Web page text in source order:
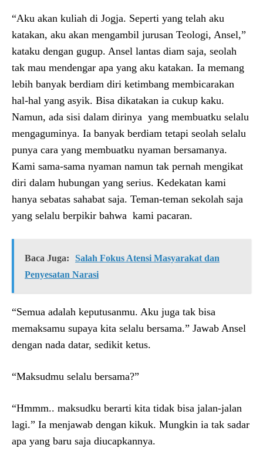
“Aku akan kuliah di Jogja. Seperti yang telah aku
katakan, aku akan mengambil jurusan Teologi, Ansel,”
kataku dengan gugup. Ansel lantas diam saja, seolah
tak mau mendengar apa yang aku katakan. Ia memang
lebih banyak berdiam diri ketimbang membicarakan
hal-hal yang asyik. Bisa dikatakan ia cukup kaku.
Namun, ada sisi dalam dirinya yang membuatku selalu
mengaguminya. Ia banyak berdiam tetapi seolah selalu
punya cara yang membuatku nyaman bersamanya.
Kami sama-sama nyaman namun tak pernah mengikat
diri dalam hubungan yang serius. Kedekatan kami
hanya sebatas sahabat saja. Teman-teman sekolah saja
yang selalu berpikir bahwa kami pacaran.
Baca Juga:
Salah Fokus Atensi Masyarakat dan
Penyesatan Narasi
“Semua adalah keputusanmu. Aku juga tak bisa
memaksamu supaya kita selalu bersama.” Jawab Ansel
dengan nada datar, sedikit ketus.
“Maksudmu selalu bersama?”
“Hmmm.. maksudku berarti kita tidak bisa jalan-jalan
lagi.” Ia menjawab dengan kikuk. Mungkin ia tak sadar
apa yang baru saja diucapkannya.